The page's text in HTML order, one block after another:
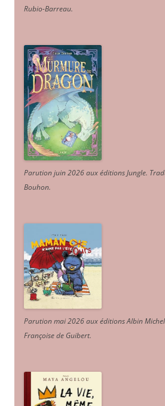
Rubio-Barreau.
Parution juin 2026 aux éditions Jungle.
Bouhon.
Parution mai 2026 aux éditions Albin
Françoise de Guibert.